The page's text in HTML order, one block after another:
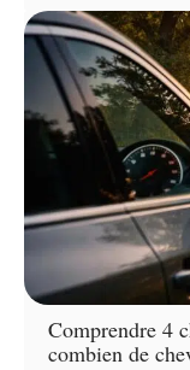
Comprendre 4
combien de